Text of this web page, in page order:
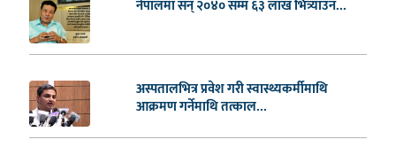
नेपालमा सन् २०४० सम्म ६३ लाख भित्र्याउन...
अस्पतालभित्र प्रवेश गरी स्वास्थ्यकर्मीमाथि
आक्रमण गर्नेमाथि तत्काल...